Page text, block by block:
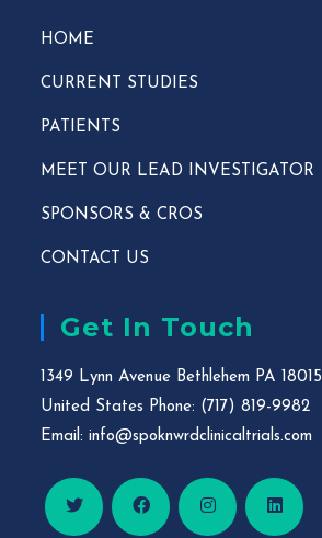
HOME
CURRENT STUDIES
PATIENTS
MEET OUR LEAD INVESTIGATOR
SPONSORS & CROS
CONTACT US
Get In Touch
1349 Lynn Avenue Bethlehem PA 18015
United States Phone: (717) 819-9982
Email:info@spoknwrdclinicaltrials.com